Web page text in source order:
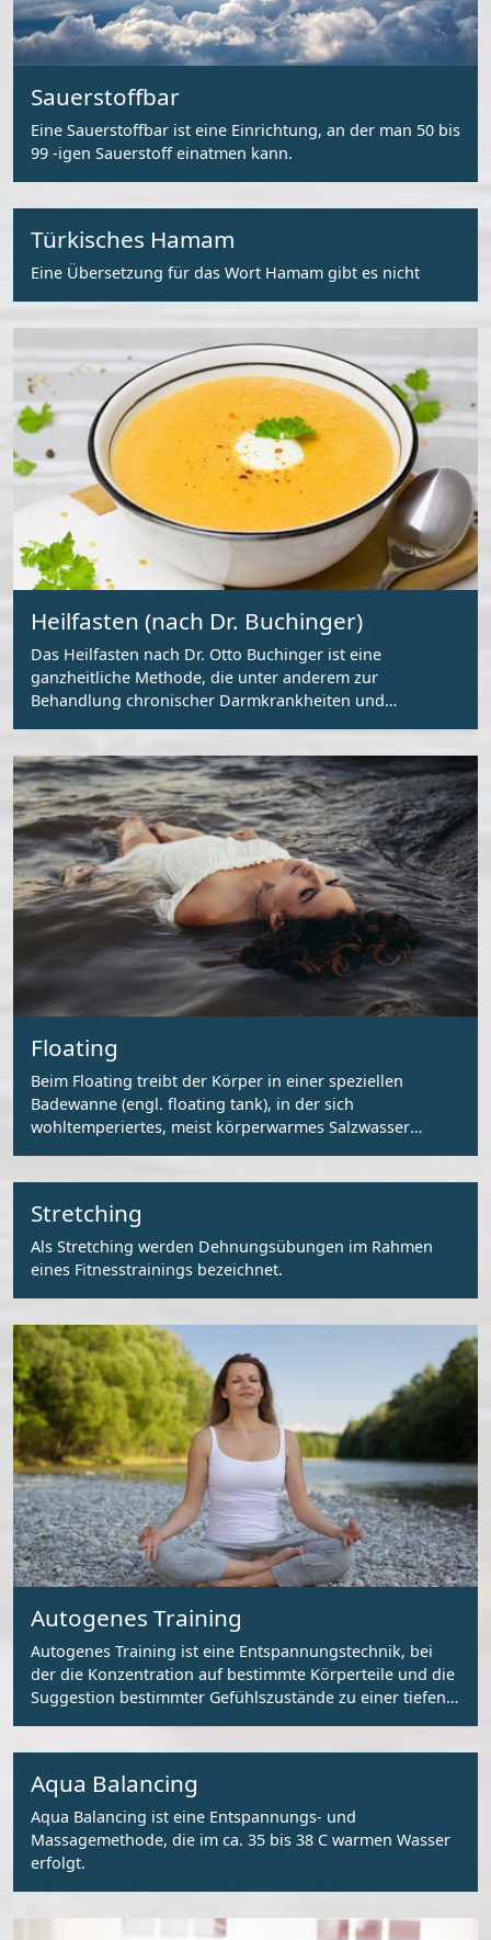
Sauerstoffbar
Eine Sauerstoffbar ist eine Einrichtung, an der man 50 bis
99 -igen Sauerstoff einatmen kann.
Türkisches Hamam
Eine Übersetzung für das Wort Hamam gibt es nicht
Heilfasten (nach Dr. Buchinger)
Das Heilfasten nach Dr. Otto Buchinger ist eine
ganzheitliche Methode, die unter anderem zur
Behandlung chronischer Darmkrankheiten und
Floating
Beim Floating treibt der Körper in einer speziellen
Badewanne (engl. floating tank), in der sich
wohltemperiertes, meist körperwarmes Salzwasser
Stretching
Als Stretching werden Dehnungsübungen im Rahmen
eines Fitnesstrainings bezeichnet.
Autogenes Training
Autogenes Training ist eine Entspannungstechnik, bei
der die Konzentration auf bestimmte Körperteile und die
Suggestion bestimmter Gefühlszustände zu einer tiefen
Aqua Balancing
Aqua Balancing ist eine Entspannungs- und
Massagemethode, die im ca. 35 bis 38 C warmen Wasser
erfolgt.